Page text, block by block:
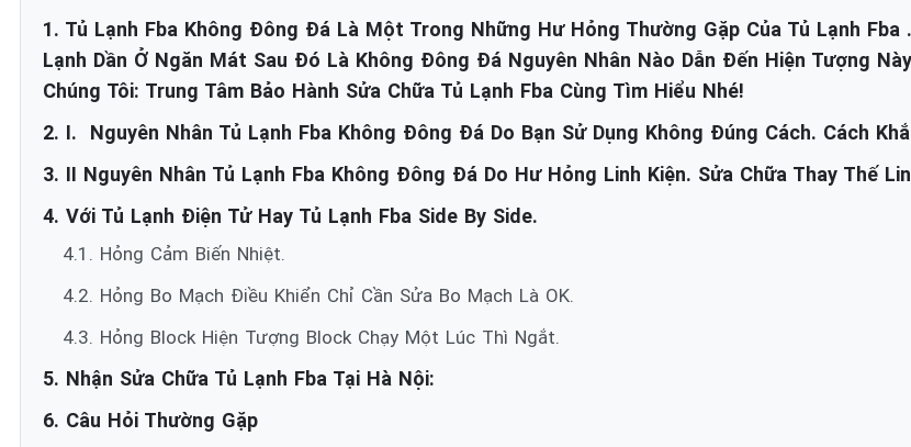
1. Tủ Lạnh Fba Không Đông Đá Là Một Trong Những Hư Hỏng Thường Gặp Của Tủ Lạnh Fba
Lạnh Dần Ở Ngăn Mát Sau Đó Là Không Đông Đá Nguyên Nhân Nào Dẫn Đến Hiện Tượng
Chúng Tôi: Trung Tâm Bảo Hành Sửa Chữa Tủ Lạnh Fba Cùng Tìm Hiểu Nhé!
2. I. Nguyên Nhân Tủ Lạnh Fba Không Đông Đá Do Bạn Sử Dụng Không Đúng Cách. Cách
3. II Nguyên Nhân Tủ Lạnh Fba Không Đông Đá Do Hư Hỏng Linh Kiện. Sửa Chữa Thay Thế
4. Với Tủ Lạnh Điện Tử Hay Tủ Lạnh Fba Side By Side.
4.1. Hỏng Cảm Biến Nhiệt.
4.2. Hỏng Bo Mạch Điều Khiển Chỉ Cần Sửa Bo Mạch Là OK.
4.3. Hỏng Block Hiện Tượng Block Chạy Một Lúc Thì Ngắt.
5. Nhận Sửa Chữa Tủ Lạnh Fba Tại Hà Nội:
6. Câu Hỏi Thường Gặp